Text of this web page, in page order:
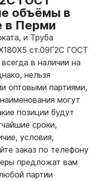
объёмы в
в Перми
и Труба
ст.09Г2С ГОСТ
в наличии на
нельзя
оптовыми партиями,
могут
позиции будут
сроки,
условия,
заказ по телефону
предложат вам
партии